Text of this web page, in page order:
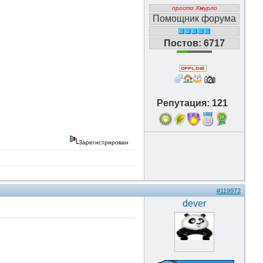
просто Хмурло
Помощник форума
Постов: 6717
Репутация: 121
19
Зарегистрирован
#119972
dever